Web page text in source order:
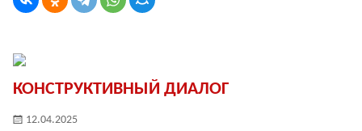
КОНСТРУКТИВНЫЙ ДИАЛОГ
12.04.2025